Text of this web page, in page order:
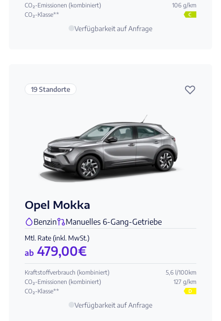
CO₂-Emissionen (kombiniert)
106 g/km
CO₂-Klasse**
C
Verfügbarkeit auf Anfrage
19 Standorte ♡
Opel Mokka
Benzin Manuelles 6-Gang-Getriebe
Mtl. Rate (inkl. MwSt.)
ab 479,00€
Kraftstoffverbrauch (kombiniert)
5,6 l/100km
CO₂-Emissionen (kombiniert)
127 g/km
CO₂-Klasse**
D
Verfügbarkeit auf Anfrage